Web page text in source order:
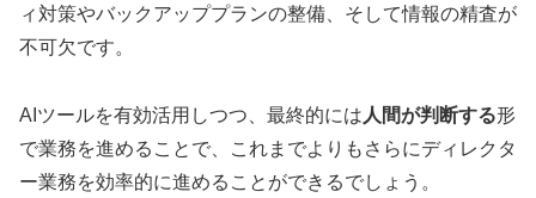
ィ対策やバックアッププランの整備、そして情報の精査が
不可欠です。
AIツールを有効活用しつつ、最終的には 人間が判断する形
で業務を進めることで、これまでよりもさらにディレクタ
ー業務を効率的に進めることができるでしょう。